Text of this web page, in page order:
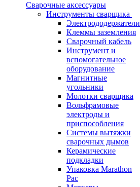
Сварочные аксессуары
Инструменты сварщика
Электрододержатели
Клеммы заземления
Сварочный кабель
Инструмент и
вспомогательное
оборудование
Магнитные
угольники
Молотки сварщика
Вольфрамовые
электроды и
приспособления
Системы вытяжки
сварочных дымов
Керамические
подкладки
Упаковка Marathon
Pac